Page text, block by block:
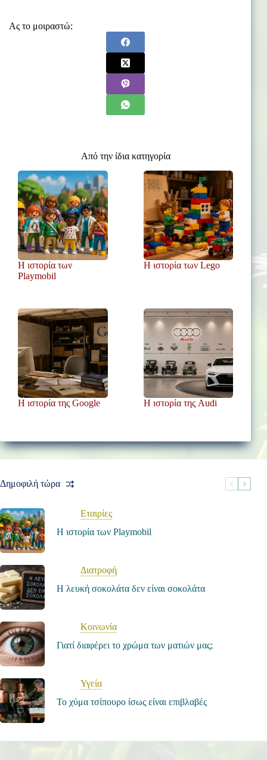
Ας το μοιραστώ:
Από την ίδια κατηγορία
Η ιστορία των
Playmobil
Η ιστορία των Lego
Η ιστορία της Google Η ιστορία της Audi
Δημοφιλή τώρα
Εταιρίες
Η ιστορία των Playmobil
Διατροφή
Η λευκή σοκολάτα δεν είναι σοκολάτα
Κοινωνία
Γιατί διαφέρει το χρώμα των ματιών μας;
Υγεία
Το χύμα τσίπουρο ίσως είναι επιβλαβές